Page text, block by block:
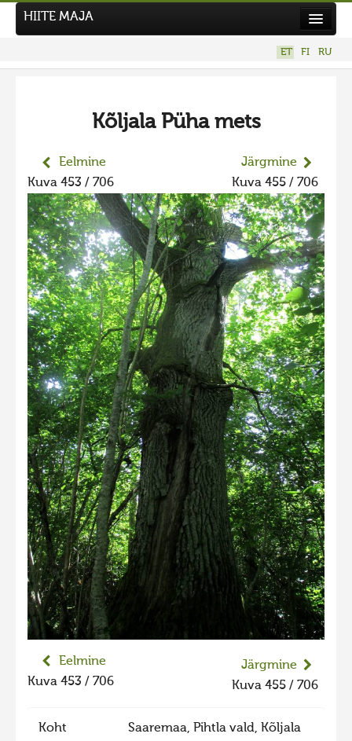
Uudised
Tegutse
Kuvavõistlused
UUS KUVAVÕISTLUS
Hiite kuvavõistlus 2026
VANEMAD KUVAVÕISTLUSED
Hiite kuvavõistlus 2025
Hiite kuvavõistlus 2025 lisa
Liikuvad kuvad 2025
Hiite kuvavõistlus 2024
Hiite kuvavõistlus 2024 lisa
Liikuvad kuvad 2024
Hiite kuvavõistlus 2023
Hiite kuvavõistlus 2023 lisa
Liikuvad kuvad 2023
Hiite kuvavõistlus 2022
Hiite kuvavõistlus 2022 lisa
Liikuvad kuvad 2022
Hiite kuvavõistlus 2021
Hiite kuvavõistlus 2020
HIITE MAJA
ET FI RU
Kõljala Püha mets
Eelmine
Kuva 453 / 706
Järgmine
Kuva 455 / 706
Eelmine
Kuva 453 / 706
Järgmine
Kuva 455 / 706
Koht
Saaremaa, Pihtla vald, Kõljala